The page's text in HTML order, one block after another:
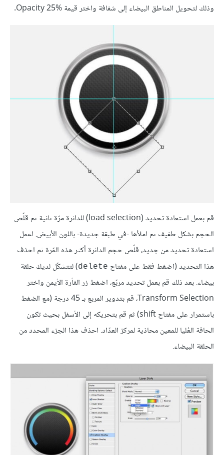
وذلك لتحويل المناطق البيضاء إلى شفافة واختر قيمة Opacity 25%.
قم بعمل استعادة تحديد (load selection) للدائرة مرّة ثانية ثم قلّص
الحجم بشكل طفيف ثم املأها -في طبقة جديدة- باللون الأبيض. اعمل
استعادة تحديد من جديد، قلّص حجم الدائرة أكثر هذه المّرة ثم احذف
هذا التحديد (اضغط فقط على مفتاح delete) لتتشكّل لديكَ حلقة
بيضاء. بعد ذلك قم بعمل تحديد مربّع، اضغط زر الفأرة الأيمن واختر
Transform Selection، قم بتدوير المربع بـ 45 درجة (مع الضغط
باستمرار على مفتاح shift) ثم قم بتحريكه إلى الأسفل بحيث تكون
الحافة العُليا للمعين محاذية لمركز العدّاد. احذف هذا الجزء المحدد من
الحلقة البيضاء.